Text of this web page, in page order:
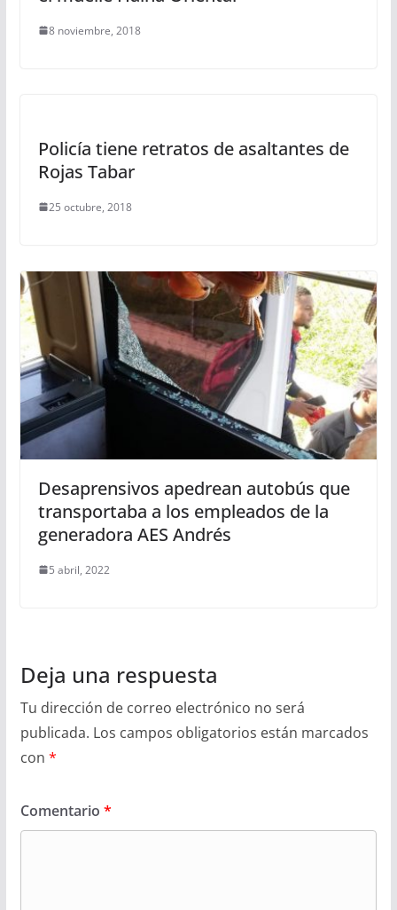
8 noviembre, 2018
Policía tiene retratos de asaltantes de
Rojas Tabar
25 octubre, 2018
Desaprensivos apedrean autobús que
transportaba a los empleados de la
generadora AES Andrés
5 abril, 2022
Deja una respuesta
Tu dirección de correo electrónico no será
publicada. Los campos obligatorios están marcados
con *
Comentario *